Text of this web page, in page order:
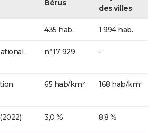
Bérus
des villes
435 hab. 1 994 hab.
n°17 929 -
65 hab/km² 168 hab/km²
(2022) 3,0 % 8,8 %